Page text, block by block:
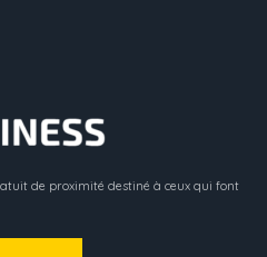
de proximité destiné à ceux qui font